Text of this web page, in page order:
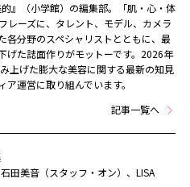
』（小学館）の編集部。「肌・心・体
レーズに、タレント、モデル、カメラ
各分野のスペシャリストとともに、最
げた誌面作りがモットーです。2026年
上げた膨大な美容に関する最新の知見
運営に取り組んでいます。
記事一覧へ
田美音（スタッフ・オン）、LISA